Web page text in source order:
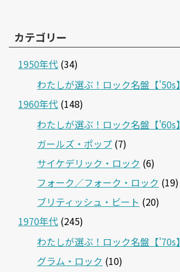
カテゴリー
1950年代 (34)
わたしが選ぶ！ロック名盤【'50s】
1960年代 (148)
わたしが選ぶ！ロック名盤【'60s】
ガールズ・ポップ (7)
サイケデリック・ロック (6)
フォーク／フォーク・ロック (19)
ブリティッシュ・ビート (20)
1970年代 (245)
わたしが選ぶ！ロック名盤【'70s】
グラム・ロック (10)